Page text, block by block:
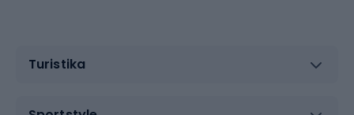
aktivity v prírode. Oblečenie s UV ochranou je navyše
Turistika